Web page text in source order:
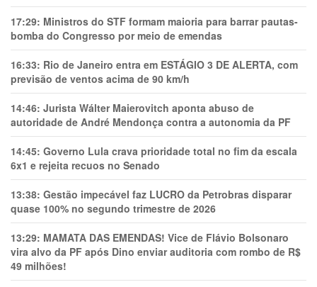
17:29: Ministros do STF formam maioria para barrar pautas-
bomba do Congresso por meio de emendas
16:33: Rio de Janeiro entra em ESTÁGIO 3 DE ALERTA, com
previsão de ventos acima de 90 km/h
14:46: Jurista Wálter Maierovitch aponta abuso de
autoridade de André Mendonça contra a autonomia da PF
14:45: Governo Lula crava prioridade total no fim da escala
6x1 e rejeita recuos no Senado
13:38: Gestão impecável faz LUCRO da Petrobras disparar
quase 100% no segundo trimestre de 2026
13:29: MAMATA DAS EMENDAS! Vice de Flávio Bolsonaro
vira alvo da PF após Dino enviar auditoria com rombo de R$
49 milhões!